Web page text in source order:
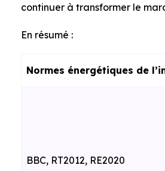
continuer à transformer le
En résumé :
Normes énergétiques de
BBC, RT2012, RE2020